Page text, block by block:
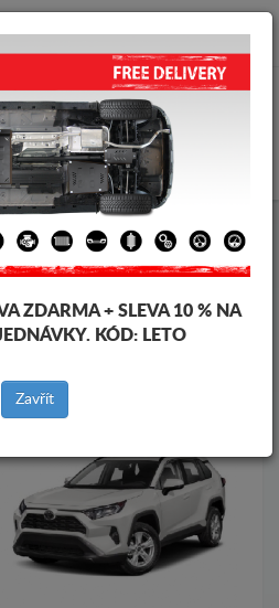
Kryt pod motor Toyota RAV 4
vozidel
na produkty
ZDARMA + SLEVA 10 % NA
KÓD: LETO
Zavřít